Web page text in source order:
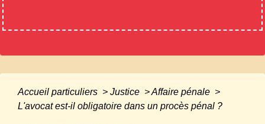
Accueil particuliers > Justice >Affaire pénale >
L'avocat est-il obligatoire dans un procès pénal ?